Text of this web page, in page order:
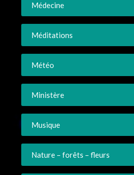
Médecine
Méditations
Météo
Ministère
Musique
Nature – forêts – fleurs